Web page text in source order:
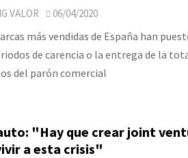
VALOR 06/04/2020
más vendidas de España han
de carencia o la entrega de la
del parón comercial
"Hay que crear joint
a esta crisis"